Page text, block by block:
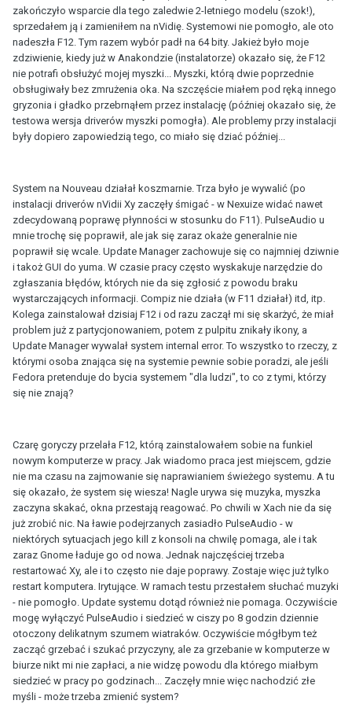
zakończyło wsparcie dla tego zaledwie 2-letniego modelu (szok!),
sprzedałem ją i zamieniłem na nVidię. Systemowi nie pomogło, ale oto
nadeszła F12. Tym razem wybór padł na 64 bity. Jakież było moje
zdziwienie, kiedy już w Anakondzie (instalatorze) okazało się, że F12
nie potrafi obsłużyć mojej myszki... Myszki, którą dwie poprzednie
obsługiwały bez zmrużenia oka. Na szczęście miałem pod ręką innego
gryzonia i gładko przebrnąłem przez instalację (później okazało się, że
testowa wersja driverów myszki pomogła). Ale problemy przy instalacji
były dopiero zapowiedzią tego, co miało się dziać później...
System na Nouveau działał koszmarnie. Trza było je wywalić (po
instalacji driverów nVidii Xy zaczęły śmigać - w Nexuize widać nawet
zdecydowaną poprawę płynności w stosunku do F11). PulseAudio u
mnie trochę się poprawił, ale jak się zaraz okaże generalnie nie
poprawił się wcale. Update Manager zachowuje się co najmniej dziwnie
i takoż GUI do yuma. W czasie pracy często wyskakuje narzędzie do
zgłaszania błędów, których nie da się zgłosić z powodu braku
wystarczających informacji. Compiz nie działa (w F11 działał) itd, itp.
Kolega zainstalował dzisiaj F12 i od razu zaczął mi się skarżyć, że miał
problem już z partycjonowaniem, potem z pulpitu znikały ikony, a
Update Manager wywalał system internal error. To wszystko to rzeczy, z
którymi osoba znająca się na systemie pewnie sobie poradzi, ale jeśli
Fedora pretenduje do bycia systemem "dla ludzi", to co z tymi, którzy
się nie znają?
Czarę goryczy przelała F12, którą zainstalowałem sobie na funkiel
nowym komputerze w pracy. Jak wiadomo praca jest miejscem, gdzie
nie ma czasu na zajmowanie się naprawianiem świeżego systemu. A tu
się okazało, że system się wiesza! Nagle urywa się muzyka, myszka
zaczyna skakać, okna przestają reagować. Po chwili w Xach nie da się
już zrobić nic. Na ławie podejrzanych zasiadło PulseAudio - w
niektórych sytuacjach jego kill z konsoli na chwilę pomaga, ale i tak
zaraz Gnome ładuje go od nowa. Jednak najczęściej trzeba
restartować Xy, ale i to często nie daje poprawy. Zostaje więc już tylko
restart komputera. Irytujące. W ramach testu przestałem słuchać muzyki
- nie pomogło. Update systemu dotąd również nie pomaga. Oczywiście
mogę wyłączyć PulseAudio i siedzieć w ciszy po 8 godzin dziennie
otoczony delikatnym szumem wiatraków. Oczywiście mógłbym też
zacząć grzebać i szukać przyczyny, ale za grzebanie w komputerze w
biurze nikt mi nie zapłaci, a nie widzę powodu dla którego miałbym
siedzieć w pracy po godzinach... Zaczęły mnie więc nachodzić złe
myśli - może trzeba zmienić system?